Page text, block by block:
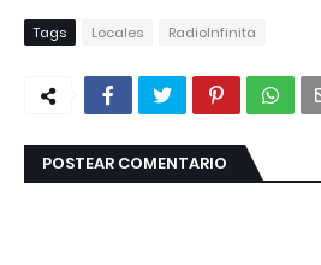
Tags Locales RadioInfinita
POSTEAR COMENTARIO